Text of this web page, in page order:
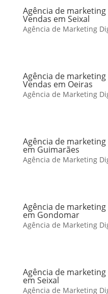
Agência de
Vendas em Seixal
Agência de Marketing
Agência de
Vendas em Oeiras
Agência de Marketing
Agência de
em Guimarães
Agência de Marketing
Agência de
em Gondomar
Agência de Marketing
Agência de
em Seixal
Agência de Marketing